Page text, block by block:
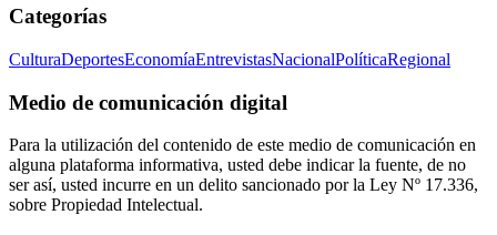
Categorías
CulturaDeportesEconomíaEntrevistasNacionalPolíticaRegional
Medio de comunicación digital
Para la utilización del contenido de este medio de comunicación en
alguna plataforma informativa, usted debe indicar la fuente, de no
ser así, usted incurre en un delito sancionado por la Ley Nº 17.336,
sobre Propiedad Intelectual.